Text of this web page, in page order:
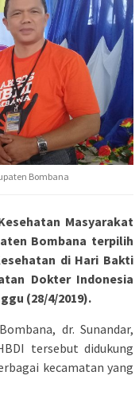
Bombana
Masyarakat
Bombana terpilih
di Hari Bakti
Dokter Indonesia
(28/4/2019).
dr. Sunandar,
tersebut didukung
kecamatan yang